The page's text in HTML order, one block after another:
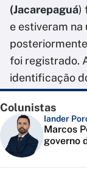
(Jacarepaguá)
e estiveram na
foi registrado.
identificação
Colunistas
Iander
Marcos
governo